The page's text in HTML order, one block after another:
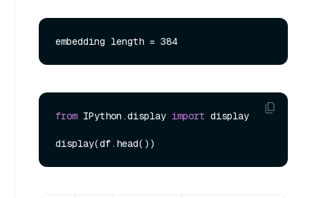
from IPython.display import display